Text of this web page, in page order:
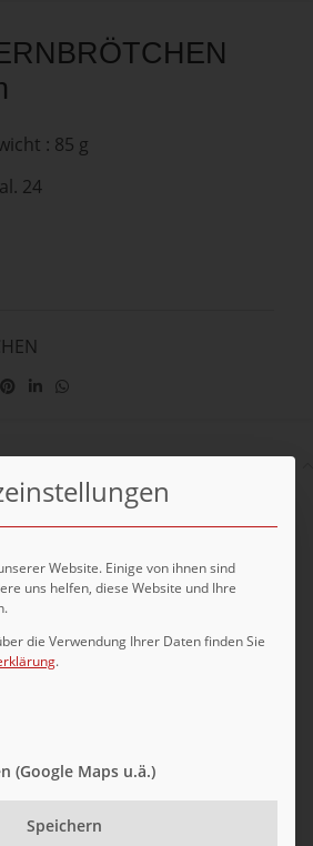
: 85 g
24
Wasser,
Hefe, Salz,
Emulgatoren (E472e),
Website. Einige von ihnen sind
uns helfen, diese Website und Ihre
die Verwendung Ihrer Daten finden Sie
.
der Service-Gruppen, für die eine
(Google Maps u.ä.)
Speichern